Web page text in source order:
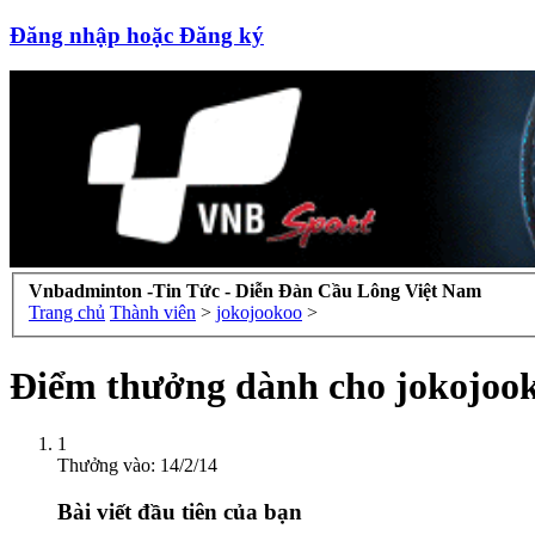
Đăng nhập hoặc Đăng ký
Vnbadminton -Tin Tức - Diễn Đàn Cầu Lông Việt Nam
Trang chủ Thành viên > jokojookoo >
Điểm thưởng dành cho
1
Thưởng vào: 14/2/14
Bài viết đầu tiên của bạn